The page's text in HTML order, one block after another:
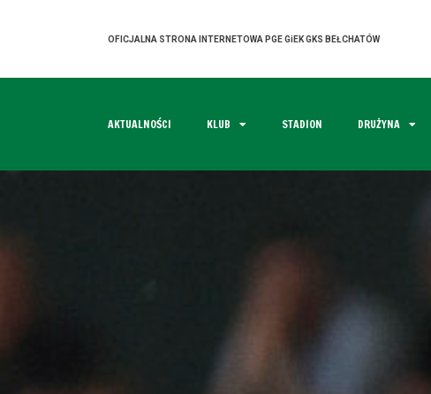
OFICJALNA STRONA INTERNETOWA PGE GiEK GKS BEŁCHATÓW
AKTUALNOŚCI KLUB STADION DRUŻYNA